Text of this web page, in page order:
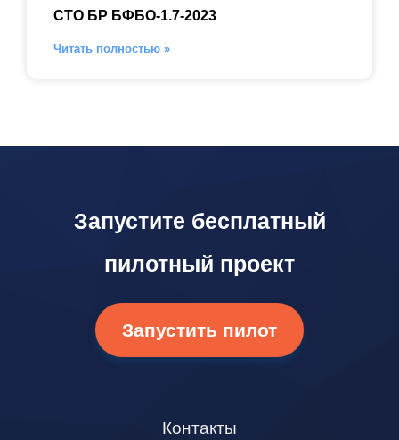
СТО БР БФБО-1.7-2023
Читать полностью »
Запустите бесплатный
пилотный проект
Запустить пилот
Контакты